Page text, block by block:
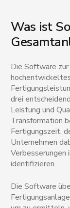
Was ist
Die Software
drei
Leistung und
Transformation
Fertigungszeit,
Unternehmen
Verbesserungen
identifizieren.
Die Software